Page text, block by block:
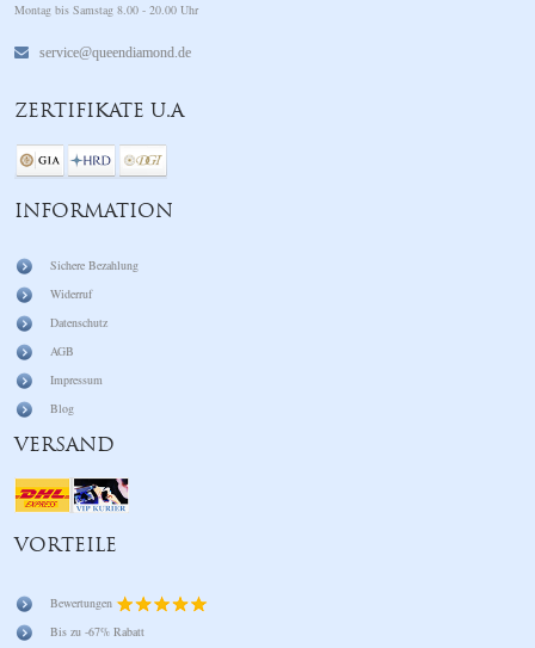
Montag bis Samstag 8.00 - 20.00 Uhr
service@queendiamond.de
ZERTIFIKATE U.A
INFORMATION
Sichere Bezahlung
Widerruf
Datenschutz
AGB
Impressum
Blog
VERSAND
VORTEILE
Bewertungen
Bis zu -67% Rabatt